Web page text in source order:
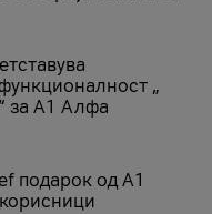
„
за А1 Алфа
подарок од А1